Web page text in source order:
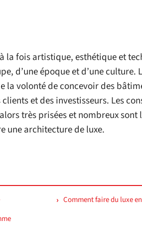
la fois artistique, esthétique et
d’une époque et d’une culture.
la volonté de concevoir des
et des investisseurs. Les
très prisées et nombreux sont
une architecture de luxe.
Comment faire du luxe